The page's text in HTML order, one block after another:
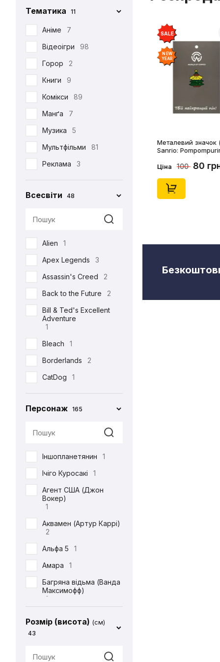
Iron Studios
Jason Freeny
Medicom Toy
Mezco
1
Mictoys
Mighty Jaxx
NECA
12
One Toys
Play Arts KAI
73
Pop Toys
1
Present Toys 1
S.H.Figuarts
Toys Era
Weta Workshop
Тематика 11
Аніме
7
Відеоігри
98
Горор
2
Книги
9
Комікси
89
Манґа
7
Музика
5
Мультфільми
81
Реклама
3
Серіали
39
Фільми
125
Всесвіти 48
Alien
1
Apex Legends
3
Assassin's Creed
2
Back to the Future
2
Bill & Ted's Excellent
Adventure
1
Bleach
1
Borderlands
2
CatDog
1
Charlie and the
1
5
Defenders of the Earth
Diablo
1
ET
1
Final Fantasy
Friday the 13th
Garfield
1
Gears Of War
God of War
2
Harry Potter
4
Персонаж 165
Іншопланетянин
1
Ічіго Куросакі
1
Агент США (Джон
Вокер)
1
Аквамен (Артур Каррі)
2
Альфа 5
1
Амара
1
Багряна відьма (Ванда
Максимофф)
1
Ґордон)
Розмір (висота) (см)
43
SALE
NEW
YEAR
Металевий значок
Sanrio:
Ціна 100 80